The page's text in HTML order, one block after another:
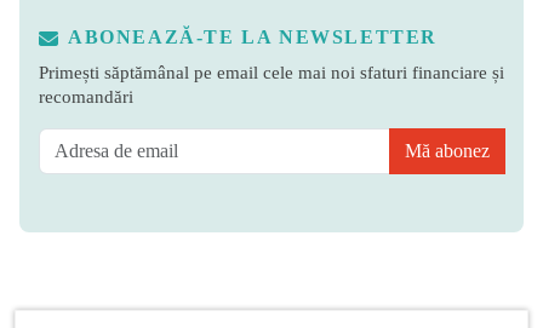
ABONEAZĂ-TE LA NEWSLETTER
Primești săptămânal pe email cele mai noi sfaturi financiare și
recomandări
Mă abonez